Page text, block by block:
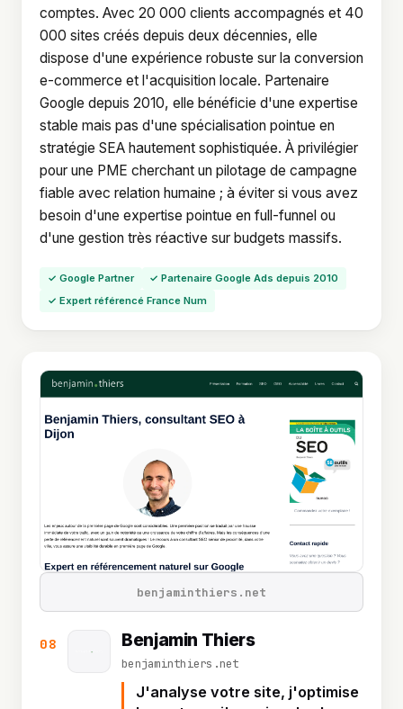
comptes. Avec 20 000 clients accompagnés et 40
000 sites créés depuis deux décennies, elle
dispose d'une expérience robuste sur la conversion
e-commerce et l'acquisition locale. Partenaire
Google depuis 2010, elle bénéficie d'une expertise
stable mais pas d'une spécialisation pointue en
stratégie SEA hautement sophistiquée. À privilégier
pour une PME cherchant un pilotage de campagne
fiable avec relation humaine ; à éviter si vous avez
besoin d'une expertise pointue en full-funnel ou
d'une gestion très réactive sur budgets massifs.
✓ Google Partner
✓ Partenaire Google Ads depuis 2010
✓ Expert référencé France Num
08 Benjamin Thiers
benjaminthiers.net
J'analyse votre site, j'optimise
benjaminthiers.net